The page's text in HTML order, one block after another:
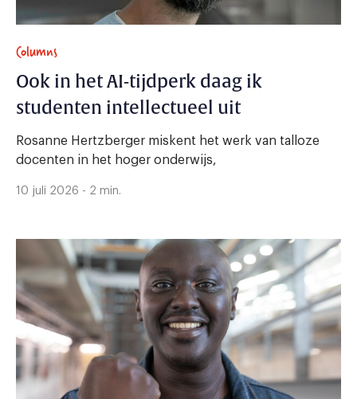
Columns
Ook in het AI-tijdperk daag ik
studenten intellectueel uit
Rosanne Hertzberger miskent het werk van talloze
docenten in het hoger onderwijs,
10 juli 2026 - 2 min.